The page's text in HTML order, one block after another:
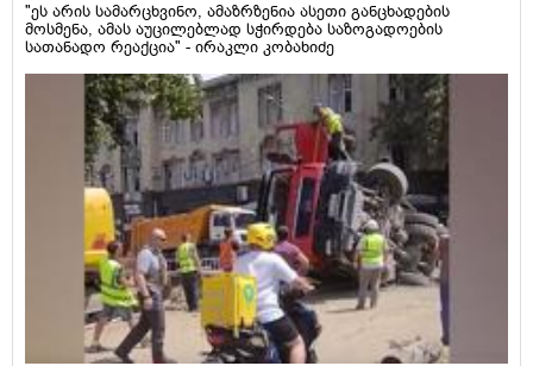
"ეს არის სამარცხვინო, ამაზრზენია ასეთი განცხადების
მოსმენა, ამას აუცილებლად სჭირდება საზოგადოების
სათანადო რეაქცია" - ირაკლი კობახიძე